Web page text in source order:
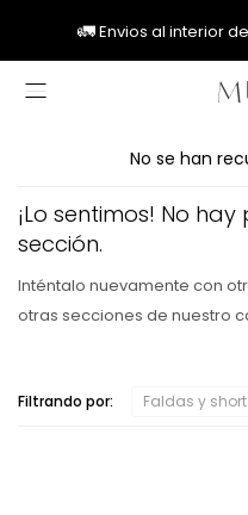
🚛
🚚
🚛Envios al interior
🚚

No se han
¡Lo sentimos! No
sección.
Inténtalo nuevamente con
otras secciones de nuestro
Filtrando por: Faldas y